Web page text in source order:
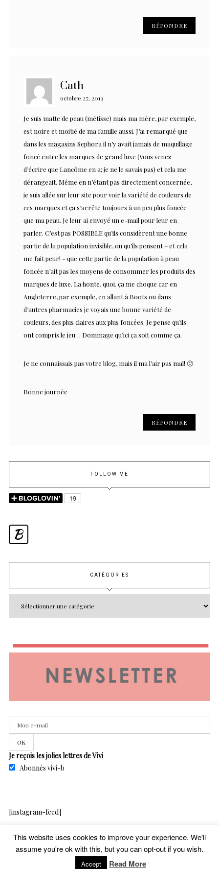
RÉPONDRE
Cath
octobre 27, 2013
Je suis matte de peau (métisse) mais ma mère, par exemple,
est noire et moitié de ma famille aussi. J’ai remarqué que
dans les magasins Sephora il n’y avait jamais de maquillage
foncé entre les marques de grand luxe (Vous venez
d’écrire que Lancôme en a; je ne le savais pas) et cela me
dérangeait. Même en n’étant pas directement concernée,
je suis allée sur leur site pour voir la variété de couleurs de
ces marques et ça s’arrête toujours à un peu plus foncée
que ma peau. Je leur ai envoyé un e-mail pour leur en
parler. C’est pas POSSIBLE qu’ils considèrent une bonne
partie de la population invisible, ou qu’ils pensent – et cela
me fait peur! – que cette partie de la population à peau
foncée n’ait pas les moyens de consommer les produits des
marques de luxe. La honte, quoi. ça me choque car en
Angleterre, par exemple, en allant à Boots ou dans
d’autres pharmacies je voyais une bonne variété de
couleurs, des plus claires aux plus foncées. Je pense qu’ils
ont compris le jeu… Dommage qu’ici ça soit comme ça.
Je ne connaissais pas votre blog, mais il ma l’air pas mal! 🙂
Bonne journée
RÉPONDRE
FOLLOW ME
B
CATÉGORIES
Je reçois les jolies lettres de Vivi
Abonnés vivi-b
[instagram-feed]
copyright – vivib – 2020
This website uses cookies to improve your experience. We'll
assume you're ok with this, but you can opt-out if you wish.
Accept Read More